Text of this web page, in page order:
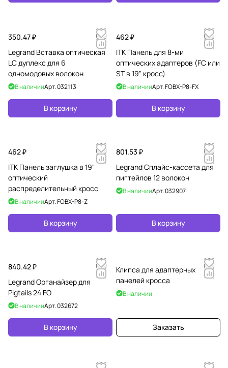
350.47 ₽
Legrand Вставка оптическая
LC дуплекс для 6
одномодовых волокон
В наличииАрт.032113
В корзину
462 ₽
ITK Панель для 8-ми
оптических адаптеров (FC или
ST в 19" кросс)
В наличииАрт.FOBX-P8-FX
В корзину
462 ₽
ITK Панель заглушка в 19"
оптический
распределительный кросс
В наличииАрт.FOBX-P8-Z
В корзину
801.53 ₽
Legrand Сплайс-кассета для
пигтейлов 12 волокон
В наличииАрт.032907
В корзину
840.42 ₽
Legrand Органайзер для
Pigtails 24 FO
В наличииАрт.032672
В корзину
Клипса для адаптерных
панелей кросса
В наличии
Заказать